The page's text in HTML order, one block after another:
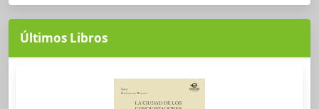
Últimos Libros